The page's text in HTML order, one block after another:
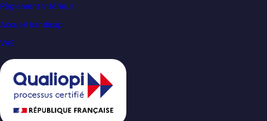
Règlement intérieur
Accueil handicap
VAE